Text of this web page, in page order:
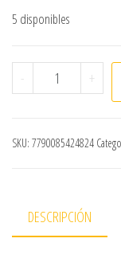
5 disponibles
- MEDIA DE
+
SKU: 7790085424824
DESCRIPCIÓN